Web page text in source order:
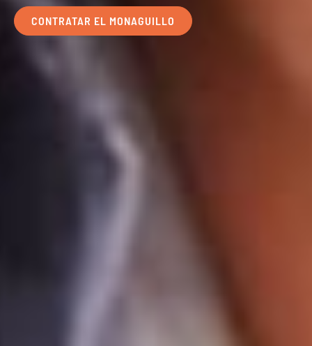
CONTRATAR EL MONAGUILLO